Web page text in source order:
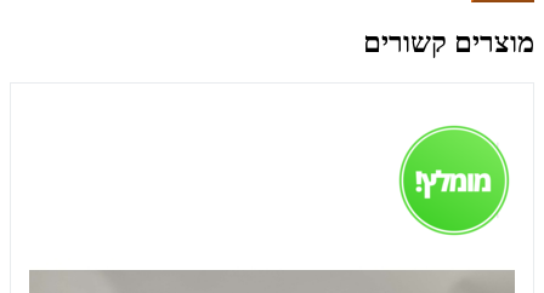
מוצרים קשורים